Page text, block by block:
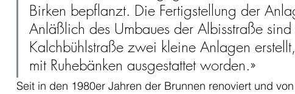
Birken bepflanzt. Die Fertigstellung der
Anläßlich des Umbaues der Albisstraße
Kalchbühlstraße zwei kleine Anlagen
mit Ruhebänken ausgestattet worden.»
Seit in den 1980er Jahren der Brunnen renoviert und